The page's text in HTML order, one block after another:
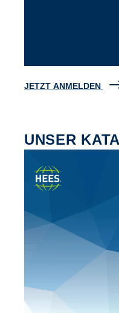
JETZT ANMELDEN
UNSER